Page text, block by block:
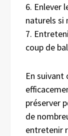
6. Enlever
naturels si
7.
coup de
En suivant
préserver
de
entretenir